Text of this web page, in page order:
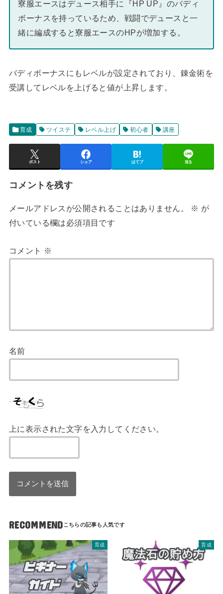
寮服エースはデュース相手に『HP UP』のバディ
ボーナスを持っているため、戦闘でデュースと一
緒に編成すると寮服エースのHPが増加する。
バディボーナスにもレベルが設定されており、錬金術を
受講してレベルを上げると値が上昇します。
育成 ツイステ レベル上げ 初心者 講座
ポスト シェア はてブ 送る
コメントを残す
メールアドレスが公開されることはありません。 ※ が
付いている欄は必須項目です
コメント ※
名前
上に表示された文字を入力してください。
RECOMMEND
育成 育成